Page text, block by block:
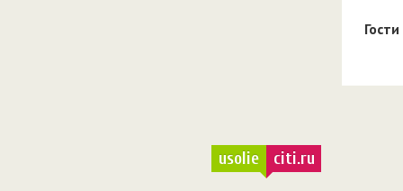
Гости
usolie citi.ru